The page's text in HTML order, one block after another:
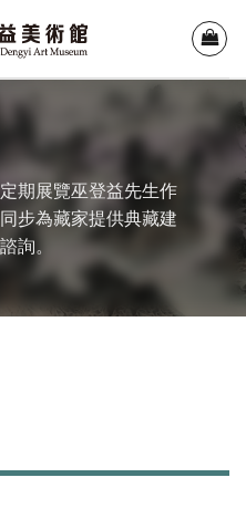
期展覽巫登益先生作
步為藏家提供典藏建
詢。